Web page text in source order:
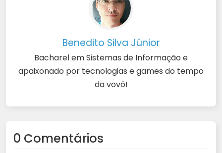
Benedito Silva Júnior
Bacharel em Sistemas de Informação e
apaixonado por tecnologias e games do tempo
da vovó!
0 Comentários